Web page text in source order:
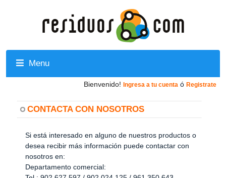
Menu
Bienvenido! Ingresa a tu cuenta ó Registrate
CONTACTA CON NOSOTROS
Si está interesado en alguno de nuestros productos o
desea recibir más información puede contactar con
nosotros en:
Departamento comercial: